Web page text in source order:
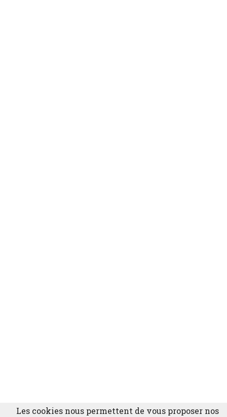
Les cookies nous permettent de vous proposer nos